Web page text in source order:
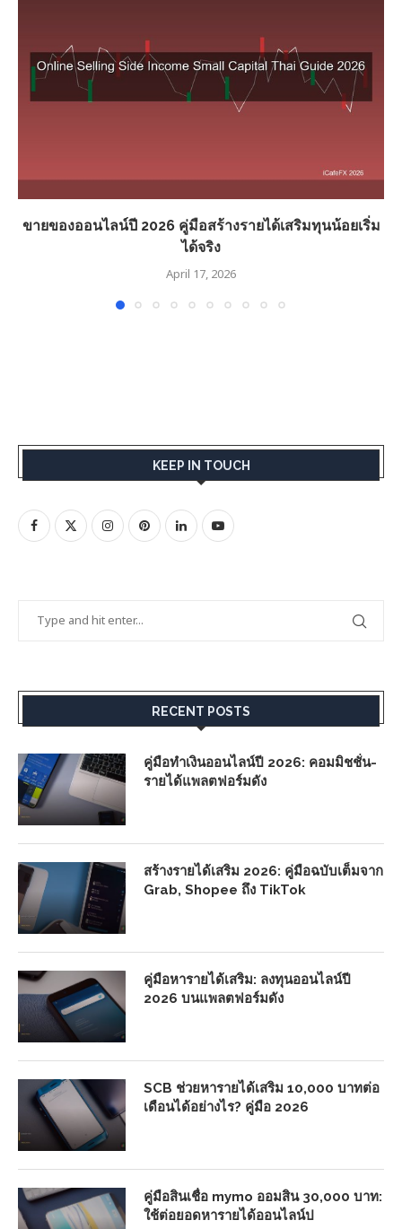
ขายของออนไลน์ปี 2026 คู่มือสร้างรายได้เสริมทุนน้อยเริ่ม
ได้จริง
April 17, 2026
KEEP IN TOUCH
RECENT POSTS
คู่มือทำเงินออนไลน์ปี 2026: คอมมิชชั่น-
รายได้แพลตฟอร์มดัง
สร้างรายได้เสริม 2026: คู่มือฉบับเต็มจาก
Grab, Shopee ถึง TikTok
คู่มือหารายได้เสริม: ลงทุนออนไลน์ปี
2026 บนแพลตฟอร์มดัง
SCB ช่วยหารายได้เสริม 10,000 บาทต่อ
เดือนได้อย่างไร? คู่มือ 2026
คู่มือสินเชื่อ mymo ออมสิน 30,000 บาท:
ใช้ต่อยอดหารายได้ออนไลน์ป